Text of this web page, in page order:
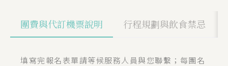
團費與代訂機票說明 行程規劃與飲食禁忌
填寫完報名表單請等候服務人員與您聯繫；每團名